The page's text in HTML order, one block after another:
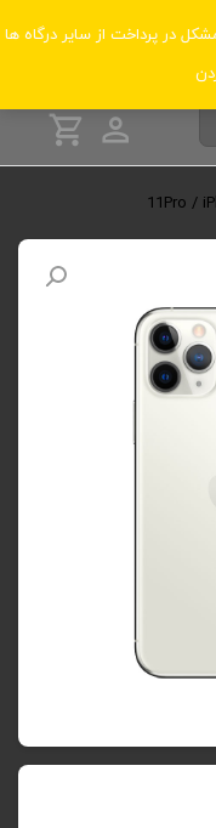
در پرداخت از سایر درگاه ها
11Pro /